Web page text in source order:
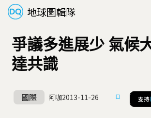
地球圖輯隊
爭議多進展少 氣候
達共識
國際 阿咖2013-11-26 支持